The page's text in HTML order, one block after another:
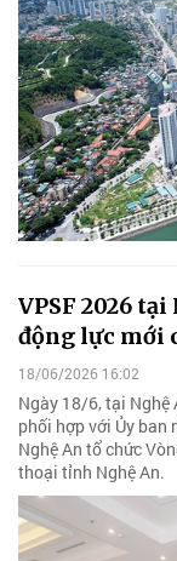
VPSF 2026
động lực mới
18/06/2026 16:02
Ngày 18/6, tại Nghệ
phối hợp với Ủy ban
Nghệ An tổ chức
thoại tỉnh Nghệ An.